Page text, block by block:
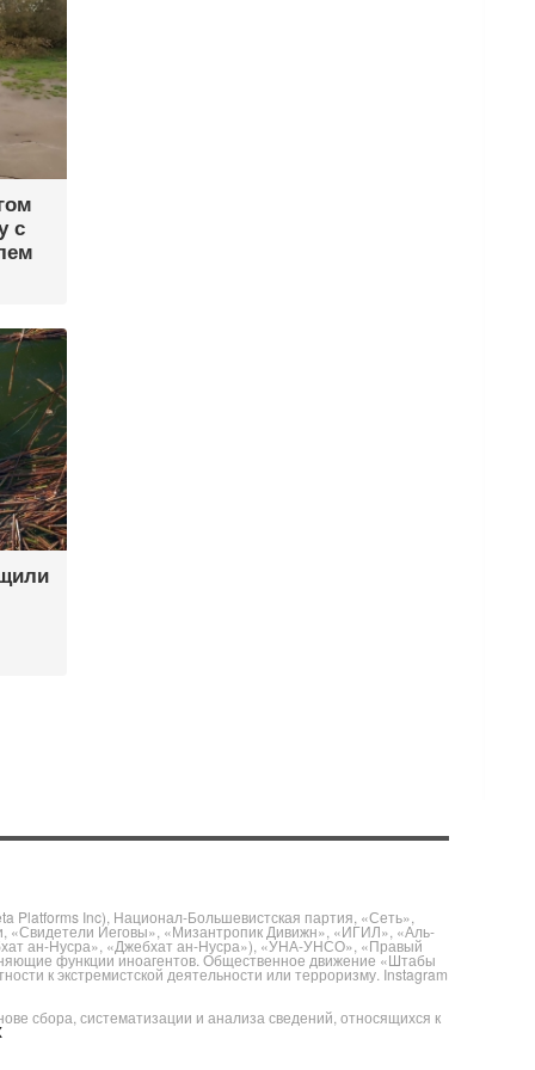
с
Platforms Inc), Национал-Большевистская партия, «Сеть»,
«Свидетели Иеговы», «Мизантропик Дивижн», «ИГИЛ», «Аль-
ан-Нусра», «Джебхат ан-Нусра»), «УНА-УНСО», «Правый
функции иноагентов. Общественное движение «Штабы
к экстремистской деятельности или терроризму. Instagram
сбора, систематизации и анализа сведений, относящихся к